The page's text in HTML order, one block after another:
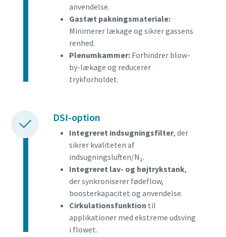
anvendelse.
Gastæt pakningsmateriale:
Minimerer lækage og sikrer gassens
renhed.
Plenumkammer: Forhindrer blow-
by-lækage og reducerer
trykforholdet.
DSI-option
Integreret indsugningsfilter, der
sikrer kvaliteten af
indsugningsluften/N₂.
Integreret lav- og højtrykstank,
der synkroniserer fødeflow,
boosterkapacitet og anvendelse.
Cirkulationsfunktion til
applikationer med ekstreme udsving
i flowet.